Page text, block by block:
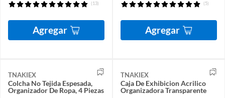
(13)
Agregar
(5)
Agregar
TNAKIEX
Colcha No Tejida Espesada,
Organizador De Ropa, 4 Piezas
TNAKIEX
Caja De Exhibicion Acrilico
Organizadora Transparente